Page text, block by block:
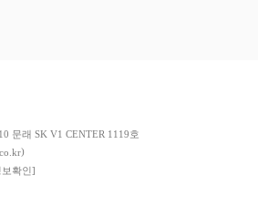
문래 SK V1 CENTER 1119호
)
확인]